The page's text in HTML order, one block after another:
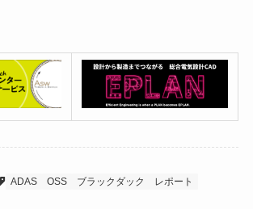
ADAS OSS ブラックダック レポート